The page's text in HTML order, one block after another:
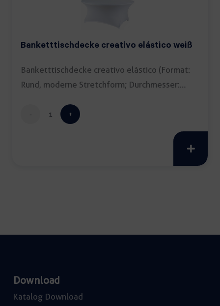
Banketttischdecke creativo elástico weiß
Banketttischdecke creativo elástico (Format:
Rund, moderne Stretchform; Durchmesser:
Banketttischdecke
Download
Katalog Download